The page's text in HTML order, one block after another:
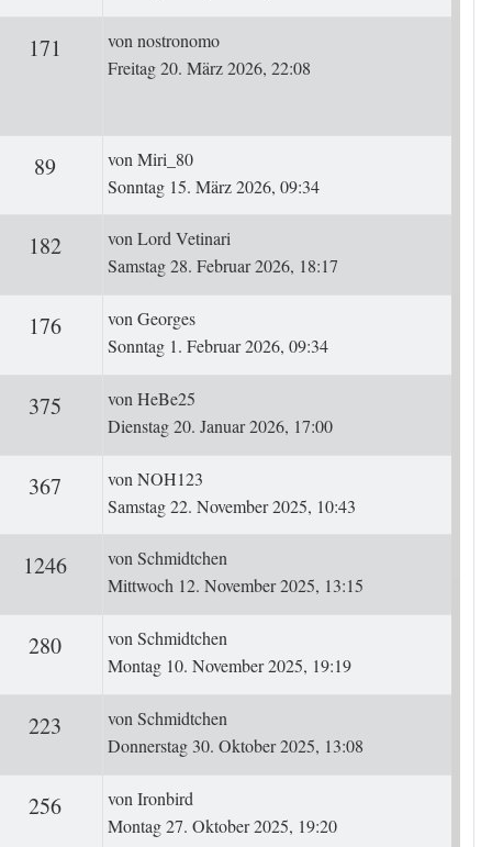
171 ZugriffeLetzter Beitrag
vonnostronomo
Freitag 20. März 2026, 22:08
89ZugriffeLetzter Beitrag
vonMiri_80
Sonntag 15. März 2026, 09:34
182ZugriffeLetzter Beitrag
vonLord Vetinari
Samstag 28. Februar 2026, 18:17
176ZugriffeLetzter Beitrag
vonGeorges
Sonntag 1. Februar 2026, 09:34
375 ZugriffeLetzter Beitrag
vonHeBe25
Dienstag 20. Januar 2026, 17:00
367 ZugriffeLetzter Beitrag
vonNOH123
Samstag 22. November 2025, 10:43
1246ZugriffeLetzter Beitrag
vonSchmidtchen
Mittwoch 12. November 2025, 13:15
280ZugriffeLetzter Beitrag
vonSchmidtchen
Montag 10. November 2025, 19:19
223 ZugriffeLetzter Beitrag
vonSchmidtchen
Donnerstag 30. Oktober 2025, 13:08
256ZugriffeLetzter Beitrag
vonIronbird
Montag 27. Oktober 2025, 19:20